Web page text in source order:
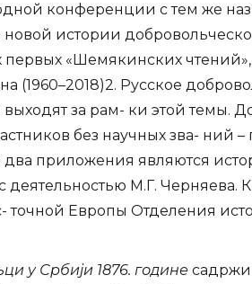
конференции с тем же
новой истории
первых «Шемякинских
(1960–2018)2. Русское
выходят за рам- ки этой
без научных зва- ний
приложения являются
М.Г. Черняева.
Европы Отделения
у Србији 1876. године садржи